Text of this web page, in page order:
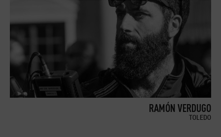
RAMÓN VERDUGO
TOLEDO